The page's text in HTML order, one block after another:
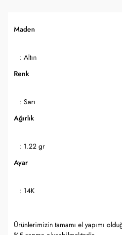
Maden
: Altın
Renk
: Sarı
Ağırlık
: 1.22 gr
Ayar
: 14K
Ürünlerimizin tamamı el yapımı